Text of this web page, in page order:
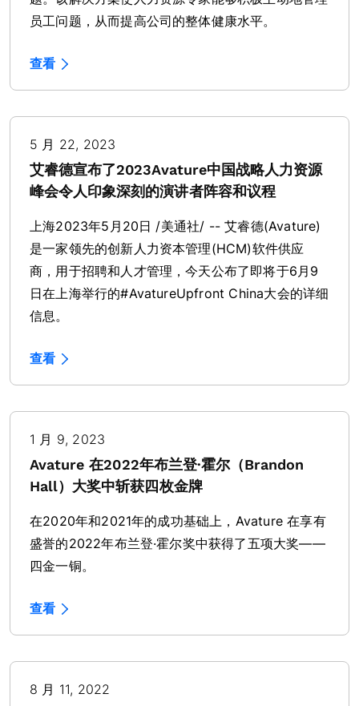
员工问题，从而提高公司的整体健康水平。
查看
5 月 22, 2023
艾睿德宣布了2023Avature中国战略人力资源
峰会令人印象深刻的演讲者阵容和议程
上海2023年5月20日 /美通社/ -- 艾睿德(Avature)
是一家领先的创新人力资本管理(HCM)软件供应
商，用于招聘和人才管理，今天公布了即将于6月9
日在上海举行的#AvatureUpfront China大会的详细
信息。
查看
1 月 9, 2023
Avature 在2022年布兰登·霍尔（Brandon
Hall）大奖中斩获四枚金牌
在2020年和2021年的成功基础上，Avature 在享有
盛誉的2022年布兰登·霍尔奖中获得了五项大奖——
四金一铜。
查看
8 月 11, 2022